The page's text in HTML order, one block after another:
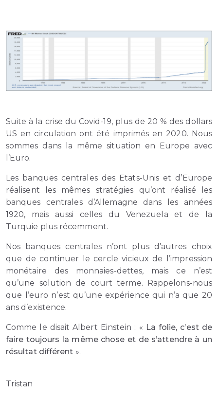
Suite à la crise du Covid-19, plus de 20 % des dollars
US en circulation ont été imprimés en 2020. Nous
sommes dans la même situation en Europe avec
l’Euro.
Les banques centrales des Etats-Unis et d’Europe
réalisent les mêmes stratégies qu’ont réalisé les
banques centrales d’Allemagne dans les années
1920, mais aussi celles du Venezuela et de la
Turquie plus récemment.
Nos banques centrales n’ont plus d’autres choix
que de continuer le cercle vicieux de l’impression
monétaire des monnaies-dettes, mais ce n’est
qu’une solution de court terme. Rappelons-nous
que l’euro n’est qu’une expérience qui n’a que 20
ans d’existence.
Comme le disait Albert Einstein : « La folie, c’est de
faire toujours la même chose et de s’attendre à un
résultat différent ».
Tristan